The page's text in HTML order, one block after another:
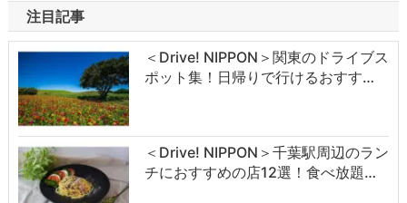
注目記事
＜Drive! NIPPON＞関東のドライブス
ポット集！日帰りで行けるおすす…
＜Drive! NIPPON＞千葉駅周辺のラン
チにおすすめの店12選！食べ放題…